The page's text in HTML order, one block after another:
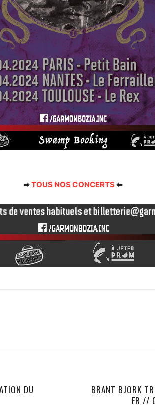
➡TOUS NOS CONCERTS⬅
DU
BRANT BJORK
FR //